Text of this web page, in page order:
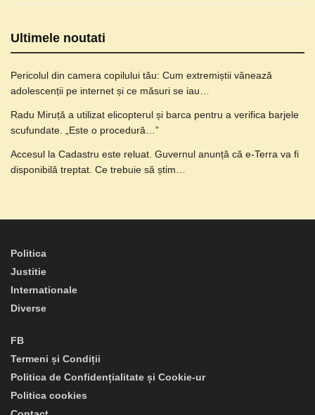
Ultimele noutati
Pericolul din camera copilului tău: Cum extremiștii vânează
adolescenții pe internet și ce măsuri se iau…
Radu Miruță a utilizat elicopterul și barca pentru a verifica barjele
scufundate. „Este o procedură…”
Accesul la Cadastru este reluat. Guvernul anunță că e-Terra va fi
disponibilă treptat. Ce trebuie să știm…
Politica
Justitie
Internationale
Diverse
FB
Termeni și Condiții
Politica de Confidențialitate și Cookie-ur
Politica cookies